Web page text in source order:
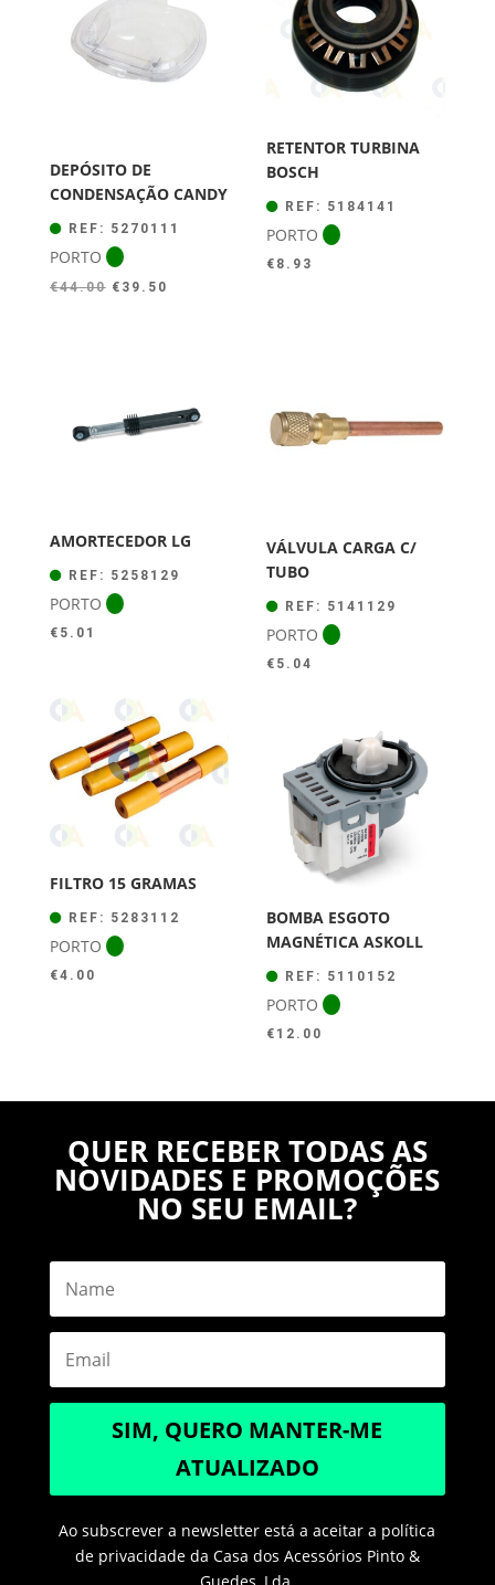
DEPÓSITO DE
CONDENSAÇÃO CANDY
REF: 5270111
PORTO
€44.00 O
€ 39.50
RETENTOR TURBINA
BOSCH
REF: 5184141
PORTO
€ 8.93
AMORTECEDOR LG
REF: 5258129
PORTO
€ 5.01
VÁLVULA CARGA C/
TUBO
REF: 5141129
PORTO
€ 5.04
FILTRO 15 GRAMAS
REF: 5283112
PORTO
€4.00
BOMBA ESGOTO
MAGNÉTICA ASKOLL
REF: 5110152
PORTO
€ 12.00
QUER RECEBER TODAS AS
NOVIDADES E PROMOÇÕES
NO SEU EMAIL?
SIM, QUERO MANTER-ME
ATUALIZADO
Ao subscrever a newsletter está a aceitar a política
de privacidade da Casa dos Acessórios Pinto &